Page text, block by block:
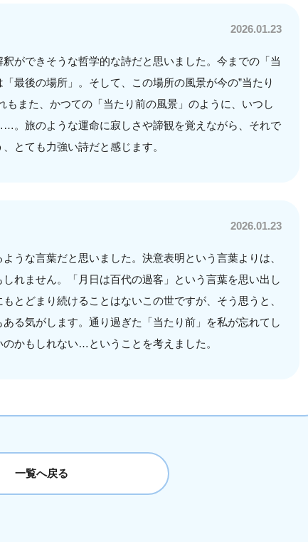
2026.01.23
ができそうな哲学的な詩だと思いました。今までの「当
最後の場所」。そして、この場所の風景が今の”当たり
もまた、かつての「当たり前の風景」のように、いつし
。旅のような運命に寂しさや諦観を覚えながら、それで
とても力強い詩だと感じます。
2026.01.23
うな言葉だと思いました。決意表明という言葉よりは、
れません。「月日は百代の過客」という言葉を思い出し
とどまり続けることはないこの世ですが、そう思うと、
る気がします。通り過ぎた「当たり前」を私が忘れてし
かもしれない…ということを考えました。
一覧へ戻る